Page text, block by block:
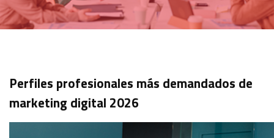
Perfiles profesionales más demandados de
marketing digital 2026